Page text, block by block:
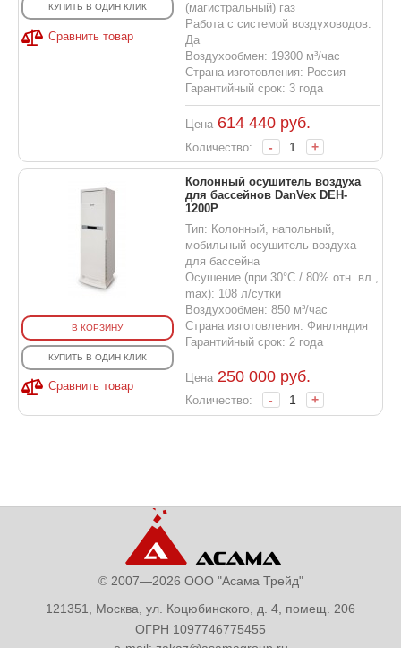
КУПИТЬ В ОДИН КЛИК
Сравнить товар
(магистральный) газ
Работа с системой воздуховодов:
Да
Воздухообмен: 19300 м³/час
Страна изготовления: Россия
Гарантийный срок: 3 года
Цена 614 440руб.
Количество: - +
В КОРЗИНУ
КУПИТЬ В ОДИН КЛИК
Сравнить товар
Колонный осушитель воздуха
для бассейнов DanVex DEH-
1200P
Тип: Колонный, напольный,
мобильный осушитель воздуха
для бассейна
Осушение (при 30°С / 80% отн. вл.,
max): 108 л/сутки
Воздухообмен: 850 м³/час
Страна изготовления: Финляндия
Гарантийный срок: 2 года
Цена 250 000руб.
Количество: - +
© 2007—2026 ООО "Асама Трейд"
121351, Москва, ул. Коцюбинского, д. 4, помещ. 206
ОГРН 1097746775455